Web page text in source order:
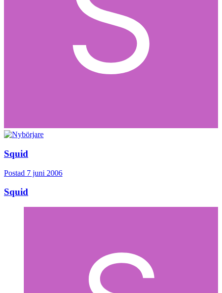
Squid
Postad 7 juni 2006
Squid